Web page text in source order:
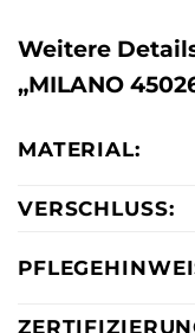
Weitere
„MILANO
MATERIAL:
VERSCHLUSS: